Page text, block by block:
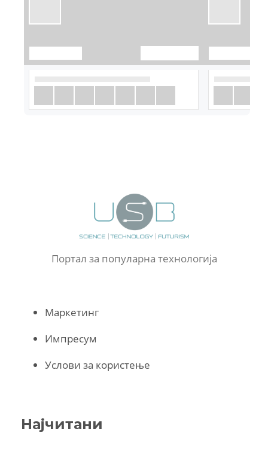
Портал за популарна технологија
Маркетинг
Импресум
Услови за користење
Најчитани